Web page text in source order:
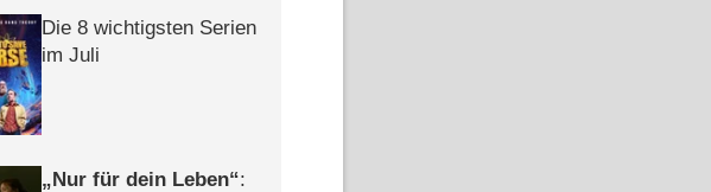
Die 8 wichtigsten Serien
im Juli
Nur für dein Leben :